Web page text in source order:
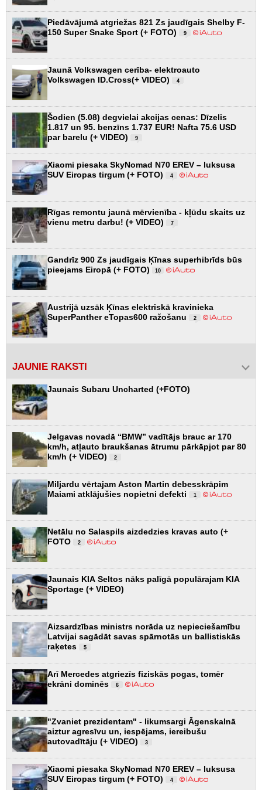
Piedāvājumā atgriežas 821 Zs jaudīgais Shelby F-
150 Super Snake Sport (+ FOTO)
9
Jaunā Volkswagen cerība- elektroauto
Volkswagen ID.Cross(+ VIDEO)
4
Šodien (5.08) degvielai akcijas cenas: Dīzelis
1.817 un 95. benzīns 1.737 EUR! Nafta 75.6 USD
par barelu (+ VIDEO)
9
Xiaomi piesaka SkyNomad N70 EREV – luksusa
SUV Eiropas tirgum (+ FOTO)
4
Rīgas remontu jaunā mērvienība - kļūdu skaits uz
vienu metru darbu! (+ VIDEO)
7
Gandrīz 900 Zs jaudīgais Ķīnas superhibrīds būs
pieejams Eiropā (+ FOTO)
10
Austrijā uzsāk Ķīnas elektriskā kravinieka
SuperPanther eTopas600 ražošanu
2
JAUNIE RAKSTI
Jaunais Subaru Uncharted (+FOTO)
Jelgavas novadā “BMW” vadītājs brauc ar 170
km/h, atļauto braukšanas ātrumu pārkāpjot par 80
km/h (+ VIDEO)
2
Miljardu vērtajam Aston Martin debesskrāpim
Maiami atklājušies nopietni defekti
1
Netālu no Salaspils aizdedzies kravas auto (+
FOTO
2
Jaunais KIA Seltos nāks palīgā populārajam KIA
Sportage (+ VIDEO)
Aizsardzības ministrs norāda uz nepieciešamību
Latvijai sagādāt savas spārnotās un ballistiskās
raķetes
5
Arī Mercedes atgriezīs fiziskās pogas, tomēr
ekrāni dominēs
6
"Zvaniet prezidentam" - likumsargi Āgenskalnā
aiztur agresīvu un, iespējams, iereibušu
autovadītāju (+ VIDEO)
3
Xiaomi piesaka SkyNomad N70 EREV – luksusa
SUV Eiropas tirgum (+ FOTO)
4